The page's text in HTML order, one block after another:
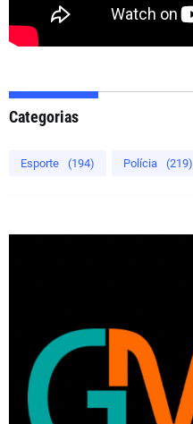
Categorias
Esporte (194) Polícia (219)